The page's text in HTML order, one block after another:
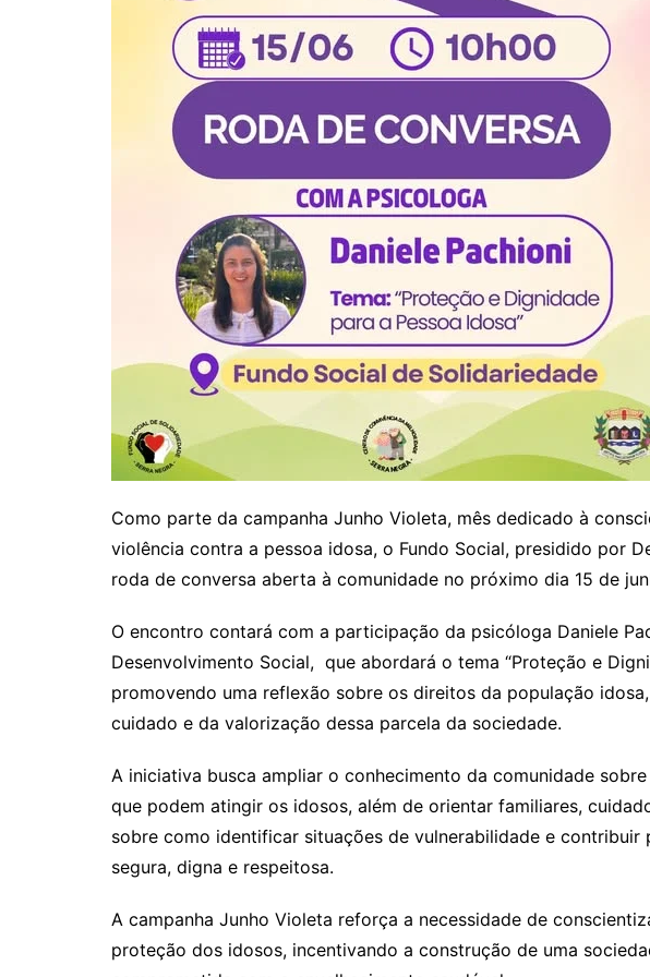
Como parte da campanha Junho Violeta, mês dedicado à
violência contra a pessoa idosa, o Fundo Social, presidido por
roda de conversa aberta à comunidade no próximo dia 15 de
O encontro contará com a participação da psicóloga Daniele
Desenvolvimento Social, que abordará o tema “Proteção e
promovendo uma reflexão sobre os direitos da população
cuidado e da valorização dessa parcela da sociedade.
A iniciativa busca ampliar o conhecimento da comunidade
que podem atingir os idosos, além de orientar familiares,
sobre como identificar situações de vulnerabilidade e contribuir
segura, digna e respeitosa.
A campanha Junho Violeta reforça a necessidade de
proteção dos idosos, incentivando a construção de uma